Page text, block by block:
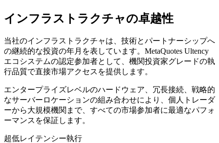
インフラストラクチャの卓越性
当社のインフラストラクチャは、技術とパートナーシップへ
の継続的な投資の年月を表しています。MetaQuotes Ultency
エコシステムの認定参加者として、機関投資家グレードの執
行品質で直接市場アクセスを提供します。
エンタープライズレベルのハードウェア、冗長接続、戦略的
なサーバーロケーションの組み合わせにより、個人トレーダ
ーから大規模機関まで、すべての市場参加者に最適なパフォ
ーマンスを保証します。
超低レイテンシー執行